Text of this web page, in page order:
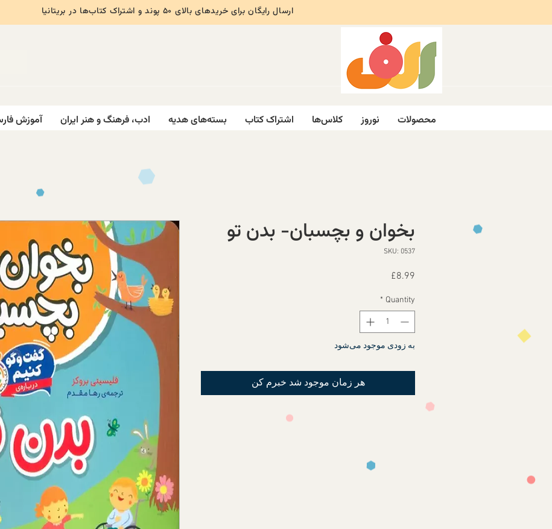
ارسال رایگان برای خریدهای بالای ۵۰ پوند و اشتراک کتاب‌ها در بریتانیا
محصولات نوروز کلاس‌ها اشتراک کتاب بسته‌های هدیه ادب، فرهنگ و هنر ایران آموزش
بخوان و بچسبان- بدن تو
SKU: 0537
£8.99
Quantity
*
به زودی موجود می‌شود
هر زمان موجود شد خبرم کن